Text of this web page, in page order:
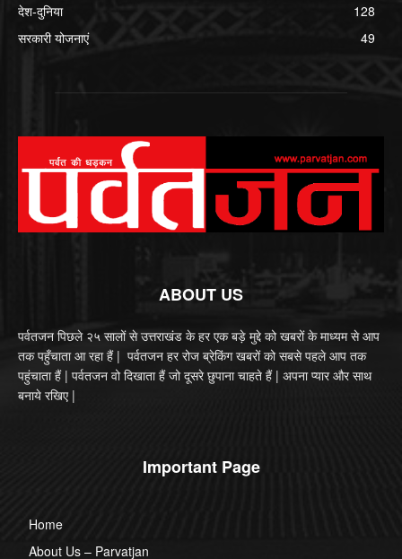
देश-दुनिया
128
सरकारी योजनाएं
49
ABOUT US
पर्वतजन पिछले २५ सालों से उत्तराखंड के हर एक बड़े मुद्दे को खबरों के माध्यम से आप
तक पहुँचाता आ रहा हैं | पर्वतजन हर रोज ब्रेकिंग खबरों को सबसे पहले आप तक
पहुंचाता हैं | पर्वतजन वो दिखाता हैं जो दूसरे छुपाना चाहते हैं | अपना प्यार और साथ
बनाये रखिए |
Important Page
Home
About Us – Parvatjan